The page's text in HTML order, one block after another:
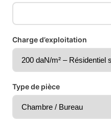
Charge d’exploitation
Type de pièce